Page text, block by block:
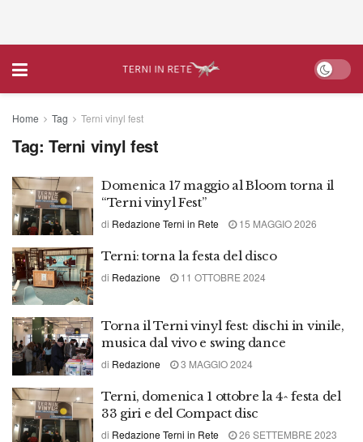
Home Tag Terni vinyl fest
Tag: Terni vinyl fest
Domenica 17 maggio al Bloom torna il
“Terni vinyl Fest”
di Redazione Terni in Rete 15 MAGGIO 2026
Terni: torna la festa del disco
di Redazione 11 OTTOBRE 2024
Torna il Terni vinyl fest: dischi in vinile,
musica dal vivo e swing dance
di Redazione 3 MAGGIO 2024
Terni, domenica 1 ottobre la 4^ festa del
33 giri e del Compact disc
di Redazione Terni in Rete 26 SETTEMBRE 2023